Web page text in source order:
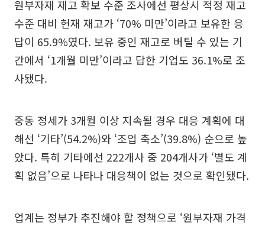
원부자재 재고 확보 수준 조사에선 평상시 적정 재고
수준 대비 현재 재고가 ‘70% 미만’이라고 보유한 응
답이 65.9%였다. 보유 중인 재고로 버틸 수 있는 기
간에서 ‘1개월 미만’이라고 답한 기업도 36.1%로 조
사됐다.
중동 정세가 3개월 이상 지속될 경우 대응 계획에 대
해선 ‘기타’(54.2%)와 ‘조업 축소’(39.8%) 순으로 높
았다. 특히 기타에선 222개사 중 204개사가 ‘별도 계
획 없음’으로 나타나 대응책이 없는 것으로 확인됐다.
업계는 정부가 추진해야 할 정책으로 ‘원부자재 가격